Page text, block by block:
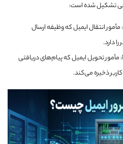
تشکیل شده است:
MTA (Mail Transfer Agent): مأمور انتقال ایمیل که وظیفه ارسال
دارد.
MDA (Mail Delivery Agent): مأمور تحویل ایمیل که پیام‌های دریافتی